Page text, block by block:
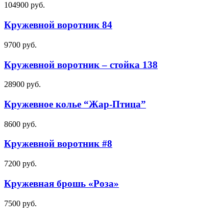
104900 руб.
Кружевной воротник 84
9700 руб.
Кружевной воротник – стойка 138
28900 руб.
Кружевное колье “Жар-Птица”
8600 руб.
Кружевной воротник #8
7200 руб.
Кружевная брошь «Роза»
7500 руб.